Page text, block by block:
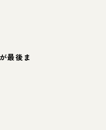
最後ま